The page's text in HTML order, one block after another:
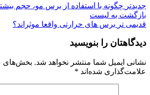
جدیدتر چگونه با استفاده از برس مو، حجم
بازگشت به لیست
قدیمی تر برس های حرارتی واقعا موثراند؟
دیدگاهتان را بنویسید
نشانی ایمیل شما منتشر نخواهد شد. بخش‌های
علامت‌گذاری شده‌اند *